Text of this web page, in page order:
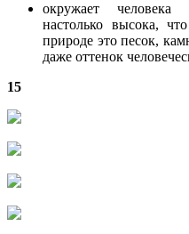
окружает человека
настолько высока,
природе это песок,
даже оттенок
15